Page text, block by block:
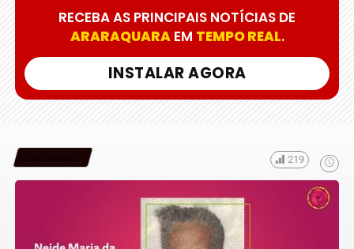
RECEBA AS PRINCIPAIS NOTÍCIAS DE
ARARAQUARAEM TEMPO REAL.
INSTALAR AGORA
219